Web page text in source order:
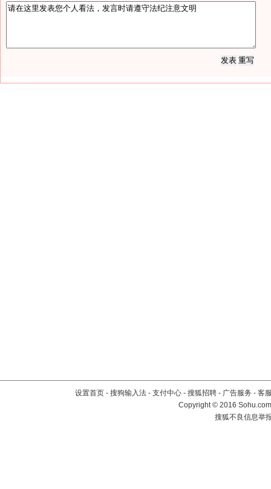
设置首页 - 搜狗输入法 - 支付中心 - 搜狐招聘 - 广告服务 - 客
Copyright©2016
搜狐不良信息举